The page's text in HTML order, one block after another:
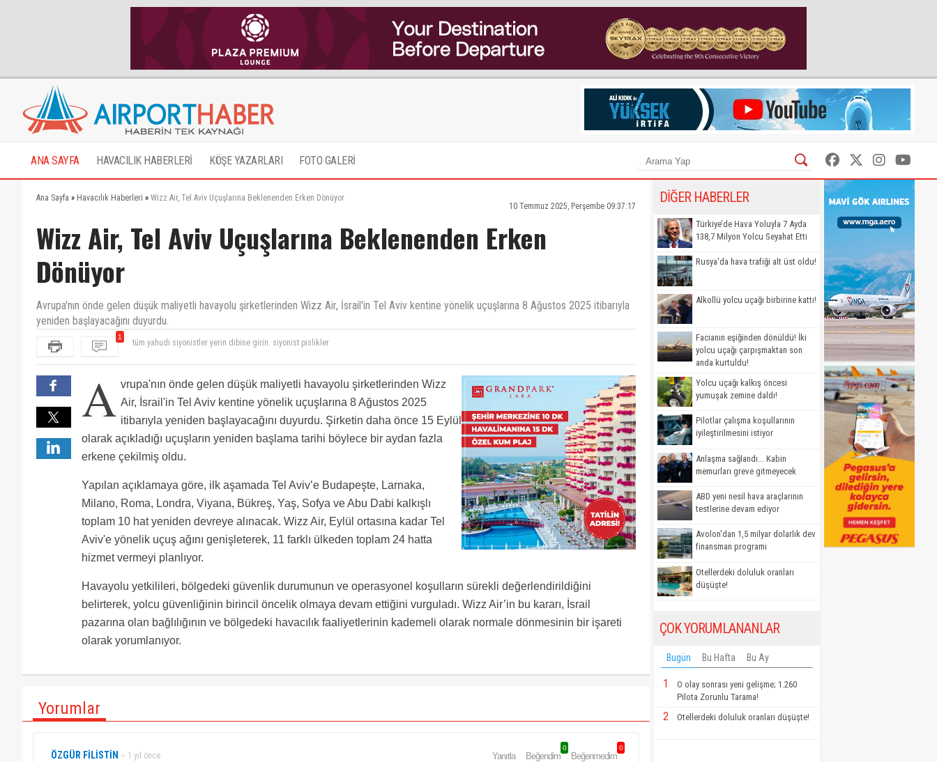
ANA SAYFA HAVACILIK HABERLERİ KÖŞE YAZARLARI FOTO GALERİ
Ana Sayfa » Havacılık Haberleri » Wizz Air, Tel Aviv Uçuşlarına Beklenenden Erken Dönüyor
10 Temmuz 2025, Perşembe 09:37:17
Wizz Air, Tel Aviv Uçuşlarına Beklenenden Erken
Dönüyor
Avrupa'nın önde gelen düşük maliyetli havayolu şirketlerinden Wizz Air, İsrail'in Tel Aviv kentine yönelik uçuşlarına 8 Ağustos 2025 itibarıyla
yeniden başlayacağını duyurdu.
1
tüm yahudi siyonistler yerin dibine girin. siyonist pislikler
A vrupa'nın önde gelen düşük maliyetli havayolu şirketlerinden Wizz
Air, İsrail'in Tel Aviv kentine yönelik uçuşlarına 8 Ağustos 2025
itibarıyla yeniden başlayacağını duyurdu. Şirketin daha önce 15 Eylül
olarak açıkladığı uçuşların yeniden başlama tarihi böylece bir aydan fazla
erkene çekilmiş oldu.
Yapılan açıklamaya göre, ilk aşamada Tel Aviv’e Budapeşte, Larnaka,
Milano, Roma, Londra, Viyana, Bükreş, Yaş, Sofya ve Abu Dabi kalkışlı
toplam 10 hat yeniden devreye alınacak. Wizz Air, Eylül ortasına kadar Tel
Aviv'e yönelik uçuş ağını genişleterek, 11 farklı ülkeden toplam 24 hatta
hizmet vermeyi planlıyor.
Havayolu yetkilileri, bölgedeki güvenlik durumunun ve operasyonel koşulların sürekli değerlendirildiğini
belirterek, yolcu güvenliğinin birincil öncelik olmaya devam ettiğini vurguladı. Wizz Air’in bu kararı, İsrail
pazarına olan bağlılığının ve bölgedeki havacılık faaliyetlerinin kademeli olarak normale dönmesinin bir işareti
olarak yorumlanıyor.
Yorumlar
ÖZGÜR FİLİSTİN ~ 1 yıl önce Yanıtla Beğendim
0
Beğenmedim
0
DİĞER HABERLER
Türkiye’de Hava Yoluyla 7 Ayda
138,7 Milyon Yolcu Seyahat Etti
Rusya'da hava trafiği alt üst oldu!
Alkollü yolcu uçağı birbirine kattı!
Facianın eşiğinden dönüldü! İki
yolcu uçağı çarpışmaktan son
anda kurtuldu!
Yolcu uçağı kalkış öncesi
yumuşak zemine daldı!
Pilotlar çalışma koşullarının
iyileştirilmesini istiyor
Anlaşma sağlandı... Kabin
memurları greve gitmeyecek
ABD yeni nesil hava araçlarının
testlerine devam ediyor
Avolon'dan 1,5 milyar dolarlık dev
finansman programı
Otellerdeki doluluk oranları
düşüşte!
ÇOK YORUMLANANLAR
Bugün Bu Hafta Bu Ay
1
O olay sonrası yeni gelişme; 1.260
Pilota Zorunlu Tarama!
2 Otellerdeki doluluk oranları düşüşte!